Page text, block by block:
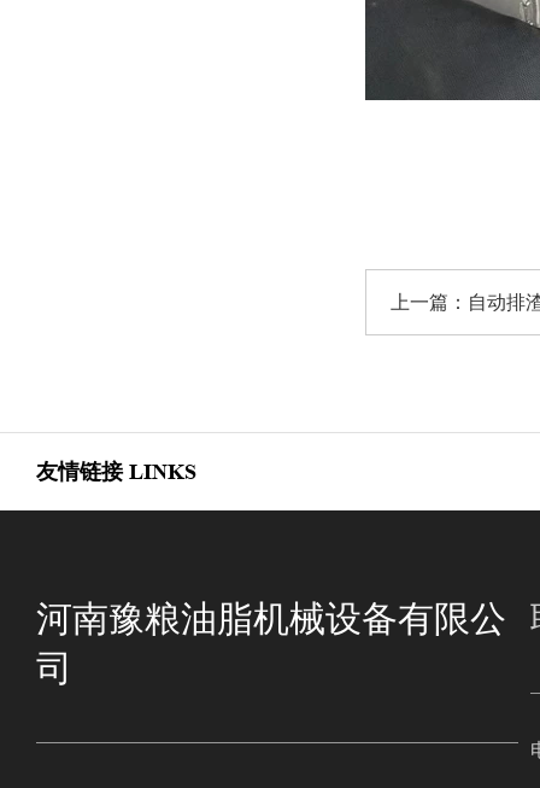
上一篇： 自动排
友情链接 LINKS
河南豫粮油脂机械设备有限公
司